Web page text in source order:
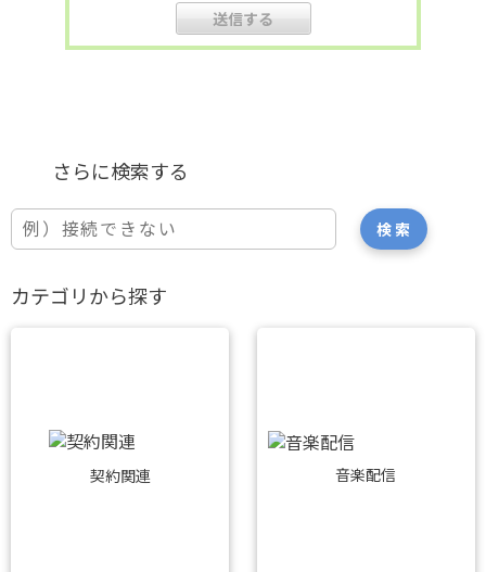
カテゴリから探す
契約関連 音楽配信